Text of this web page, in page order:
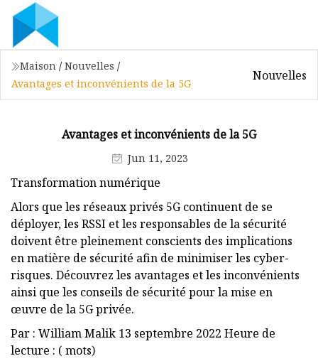
Maison / Nouvelles /
Avantages et inconvénients de la 5G
Nouvelles
Avantages et inconvénients de la 5G
Jun 11, 2023
Transformation numérique
Alors que les réseaux privés 5G continuent de se
déployer, les RSSI et les responsables de la sécurité
doivent être pleinement conscients des implications
en matière de sécurité afin de minimiser les cyber-
risques. Découvrez les avantages et les inconvénients
ainsi que les conseils de sécurité pour la mise en
œuvre de la 5G privée.
Par : William Malik 13 septembre 2022 Heure de
lecture : ( mots)